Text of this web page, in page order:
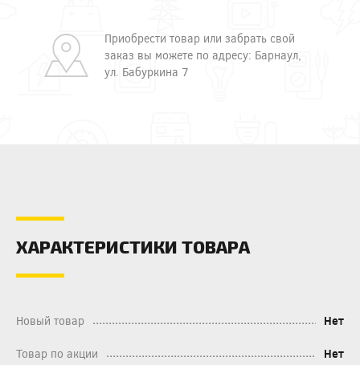
Приобрести товар или забрать свой
заказ вы можете по адресу: Барнаул,
ул. Бабуркина 7
ХАРАКТЕРИСТИКИ ТОВАРА
Новый товар Нет
Товар по акции Нет